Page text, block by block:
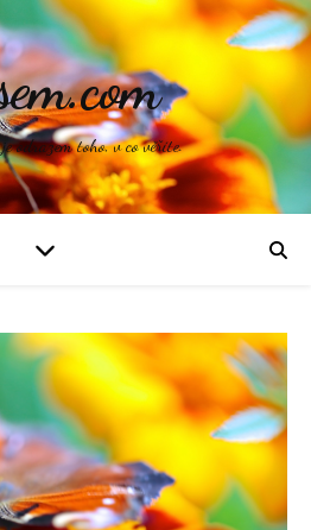
odrazem toho, v co věříte.